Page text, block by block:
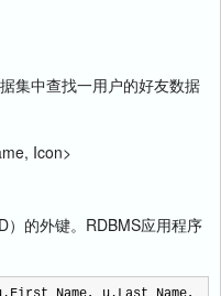
中查找一用户的好友数据
Icon>
的外键。RDBMS应用程序